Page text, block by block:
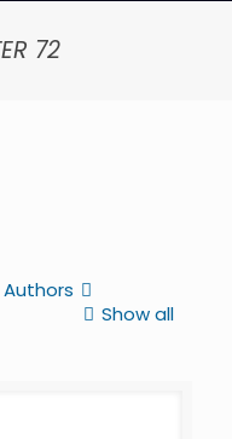
72
Authors
Show all